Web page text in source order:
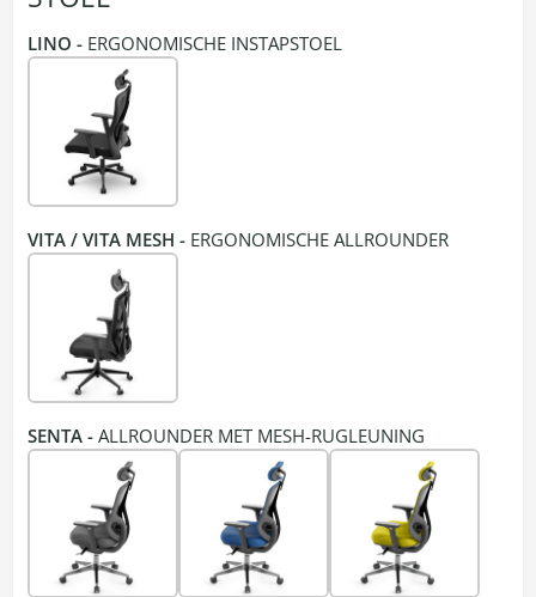
LINO - ERGONOMISCHE INSTAPSTOEL
VITA / VITA MESH - ERGONOMISCHE ALLROUNDER
SENTA -ALLROUNDER MET MESH-RUGLEUNING